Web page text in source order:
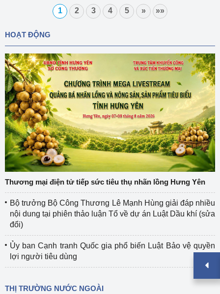
1 2 3 4 5 » »»
HOẠT ĐỘNG
Thương mại điện tử tiếp sức tiêu thụ nhãn lồng Hưng Yên
Bộ trưởng Bộ Công Thương Lê Mạnh Hùng giải đáp nhiều
nội dung tại phiên thảo luận Tổ về dự án Luật Dầu khí (sửa
đổi)
Ủy ban Cạnh tranh Quốc gia phổ biến Luật Bảo vệ quyền
lợi người tiêu dùng
THỊ TRƯỜNG NƯỚC NGOÀI